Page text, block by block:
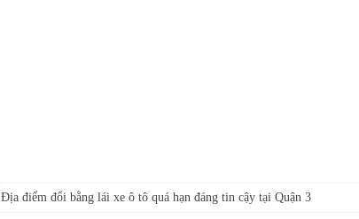
Địa điểm đổi bằng lái xe ô tô quá hạn đáng tin cậy tại Quận 3